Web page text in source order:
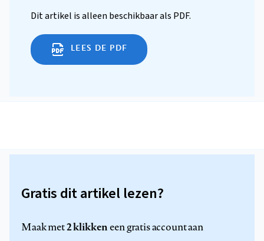
Dit artikel is alleen beschikbaar als PDF.
LEES DE PDF
Gratis dit artikel lezen?
Maak met2 klikkeneen gratis account aan